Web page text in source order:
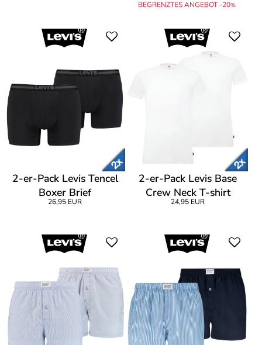
BEGRENZTES ANGEBOT -20%
2-er-Pack Levis Tencel
Boxer Brief
26,95 EUR
2-er-Pack Levis Base
Crew Neck T-shirt
24,95 EUR